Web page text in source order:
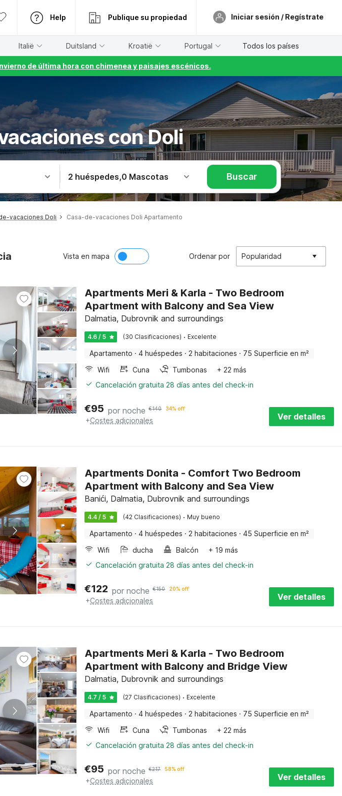
Help Publique su propiedad Iniciar sesión / Regístrate
Italië Duitsland Kroatië Portugal Todos los países
de última hora con chimenea y paisajes escénicos.
con Doli
2 huéspedes,0 Mascotas Buscar
vacaciones Doli Casa-de-vacaciones Doli Apartamento
Vista en mapa Ordenar por Popularidad
Apartments Meri & Karla - Two Bedroom
Apartment with Balcony and Sea View
Dalmatia, Dubrovnik and surroundings
4.6 / 5 (30 Clasificaciones) · Excelente
Apartamento · 4 huéspedes · 2 habitaciones · 75 Superficie en m²
Wifi
Cuna Tumbonas
+ 22 más
Cancelación gratuita 28 días antes del check-in
€95 por noche €140 34% off
+Costes adicionales Ver detalles
Apartments Donita - Comfort Two Bedroom
Apartment with Balcony and Sea View
Banići, Dalmatia, Dubrovnik and surroundings
4.4 / 5 (42 Clasificaciones) · Muy bueno
Apartamento · 4 huéspedes · 2 habitaciones · 45 Superficie en m²
Wifi
ducha Balcón
+ 19 más
Cancelación gratuita 28 días antes del check-in
€122 por noche €150 20% off
+Costes adicionales Ver detalles
Apartments Meri & Karla - Two Bedroom
Apartment with Balcony and Bridge View
Dalmatia, Dubrovnik and surroundings
4.7 / 5 (27 Clasificaciones) · Excelente
Apartamento · 4 huéspedes · 2 habitaciones · 75 Superficie en m²
Wifi
Cuna Tumbonas
+ 22 más
Cancelación gratuita 28 días antes del check-in
€95 por noche €217 58% off
+Costes adicionales Ver detalles